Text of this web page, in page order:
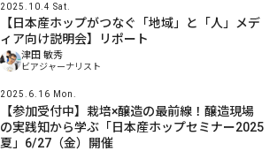
2025.10.4 Sat.
【日本産ホップがつなぐ「地域」と「人」メデ
ィア向け説明会】リポート
津田 敏秀
ビアジャーナリスト
2025.6.16 Mon.
【参加受付中】栽培×醸造の最前線！醸造現場
の実践知から学ぶ「日本産ホップセミナー2025
夏」6/27（金）開催